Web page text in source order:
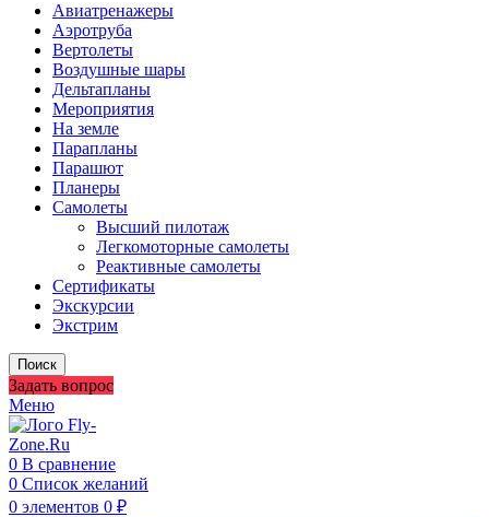
Авиатренажеры
Аэротруба
Вертолеты
Воздушные шары
Дельтапланы
Мероприятия
На земле
Парапланы
Парашют
Планеры
Самолеты
Высший пилотаж
Легкомоторные самолеты
Реактивные самолеты
Сертификаты
Экскурсии
Экстрим
Поиск
Задать вопрос
Меню
0 В сравнение
0 Список желаний
0 элементов 0 ₽